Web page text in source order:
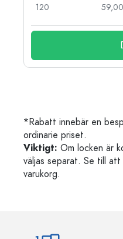
120
*Rabatt innebär en
ordinarie priset.
Viktigt: Om locken är
väljas separat. Se till
varukorg.